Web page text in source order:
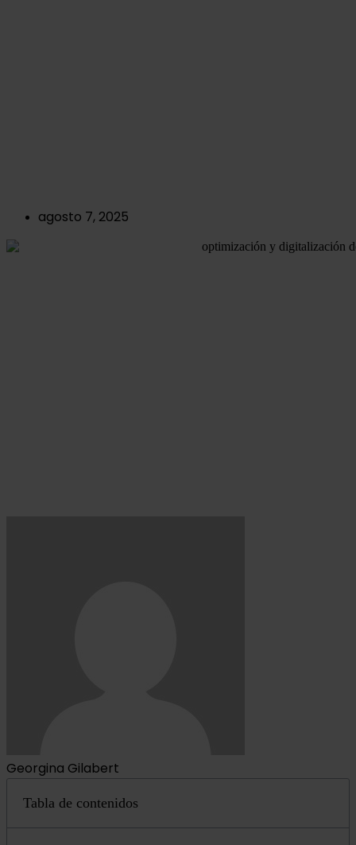
agosto 7, 2025
Georgina Gilabert
Tabla de contenidos